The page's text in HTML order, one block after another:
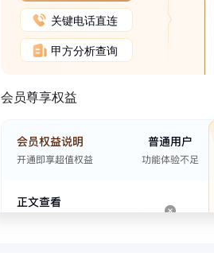
关键电话直连
甲方分析查询
会员尊享权益